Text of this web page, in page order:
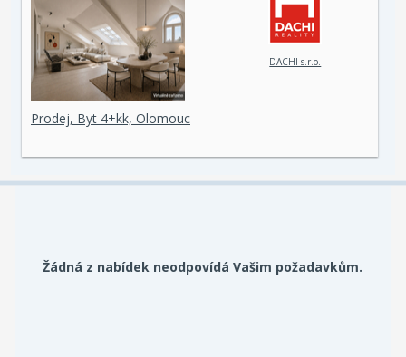
DACHI s.r.o.
Prodej, Byt 4+kk, Olomouc
Žádná z nabídek neodpovídá Vašim požadavkům.